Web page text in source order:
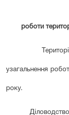
роботи
Територіальним
узагальнення
року.